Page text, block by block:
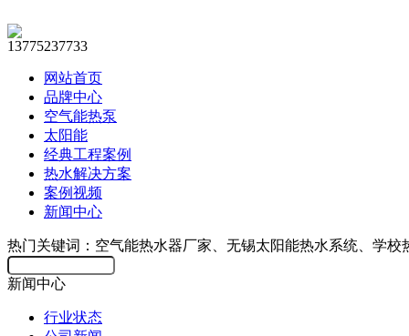
13775237733
网站首页
品牌中心
空气能热泵
太阳能
经典工程案例
热水解决方案
案例视频
新闻中心
热门关键词：空气能热水器厂家、无锡太阳能热水系统、学校
新闻中心
行业状态